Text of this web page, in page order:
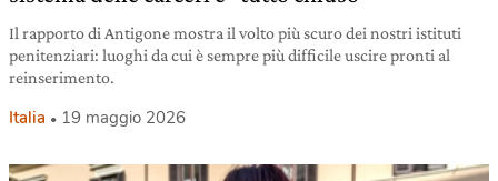
Il rapporto di Antigone mostra il volto più scuro dei nostri istituti
penitenziari: luoghi da cui è sempre più difficile uscire pronti al
reinserimento.
Italia 19 maggio 2026